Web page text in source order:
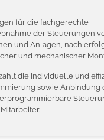
für die fachgerechte
der Steuerungen
und Anlagen, nach
und mechanischer
die individuelle und
sowie Anbindung